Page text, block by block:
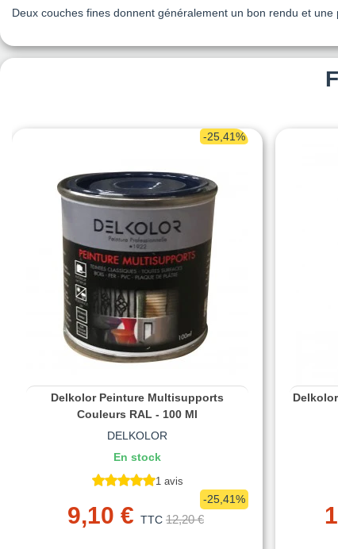
Deux couches fines donnent généralement un bon rendu et
-25,41%
Delkolor Peinture Multisupports
Couleurs RAL - 100 Ml
DELKOLOR
En stock
1 avis
9,10 € TTC 12,20 €
-25,41%